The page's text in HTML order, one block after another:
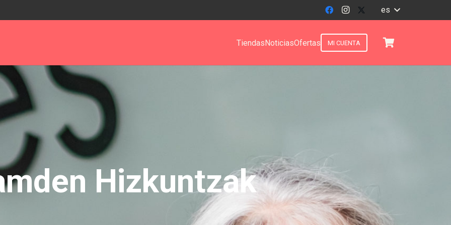
es
TiendasNoticiasOfertas MI CUENTA
Hizkuntzak